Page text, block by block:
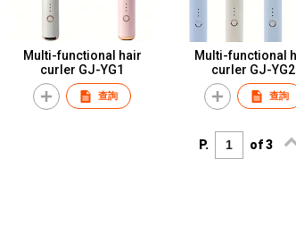
Multi-functional hair
curler GJ-YG1
查詢
Multi-functional hair
curler GJ-YG2
查詢
P. of 3